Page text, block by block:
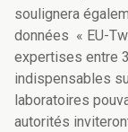
soulignera
données « EU-
expertises entre
indispensables
laboratoires
autorités